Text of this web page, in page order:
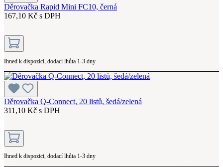
Děrovačka Rapid Mini FC10, černá
167,10 Kč s DPH
Ihned k dispozici, dodací lhůta 1-3 dny
Děrovačka Q-Connect, 20 listů, šedá/zelená
311,10 Kč s DPH
Ihned k dispozici, dodací lhůta 1-3 dny